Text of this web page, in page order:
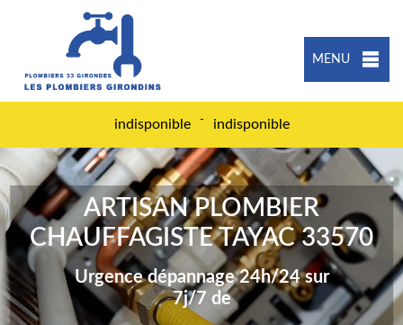
MENU
indisponible - indisponible
ARTISAN PLOMBIER
CHAUFFAGISTE TAYAC 33570
Urgence dépannage 24h/24 sur
7j/7 de